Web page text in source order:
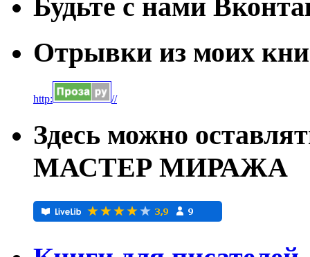
Будьте с нами
Отрывки из моих
http: //
Здесь можно
МАСТЕР МИРАЖА